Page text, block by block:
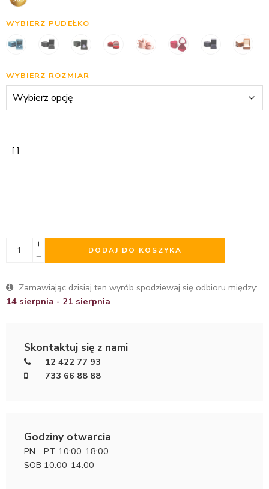
WYBIERZ PUDEŁKO
WYBIERZ ROZMIAR
DODAJ DO KOSZYKA
Zamawiając dzisiaj ten wyrób spodziewaj się odbioru między:
14 sierpnia - 21 sierpnia
Skontaktuj się z nami
12 422 77 93
733 66 88 88
Godziny otwarcia
PN - PT 10:00-18:00
SOB 10:00-14:00